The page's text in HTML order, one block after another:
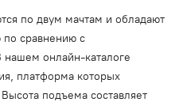
по двум мачтам и обладают
сравнению с
онлайн-каталоге
платформа которых
подъема составляет